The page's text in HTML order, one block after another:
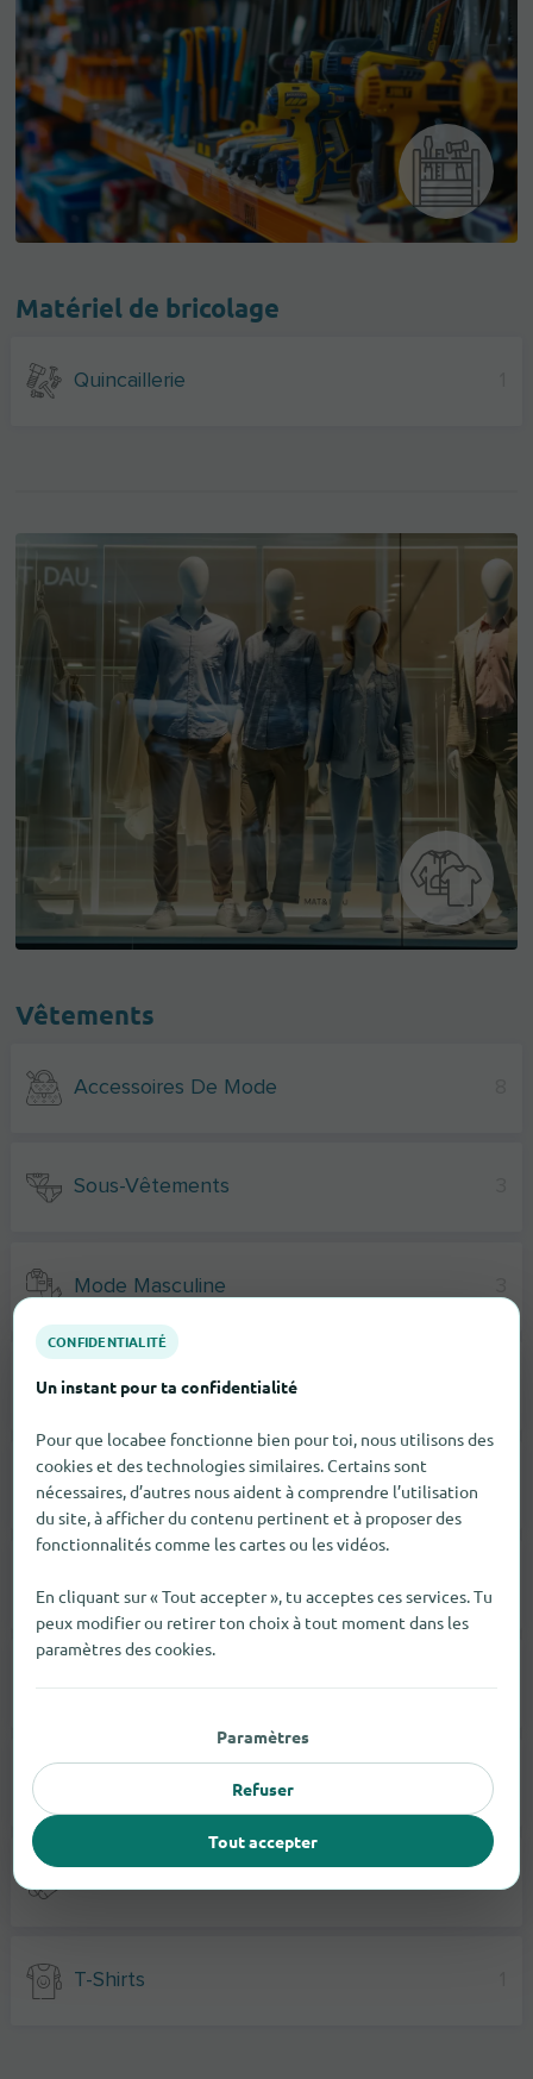
Matériel de bricolage
Quincaillerie
Vêtements
Accessoires De Mode
Sous-Vêtements
Mode Masculine
Mode Féminine
Chaussures
Vestes 4
T-Shirts
CONFIDENTIALITÉ
Un instant pour ta confidentialité
Pour que locabee fonctionne bien pour toi, nous utilisons des
cookies et des technologies similaires. Certains sont
nécessaires, d’autres nous aident à comprendre l’utilisation
du site, à afficher du contenu pertinent et à proposer des
fonctionnalités comme les cartes ou les vidéos.
En cliquant sur « Tout accepter », tu acceptes ces services. Tu
peux modifier ou retirer ton choix à tout moment dans les
paramètres des cookies.
Paramètres
Refuser
Tout accepter